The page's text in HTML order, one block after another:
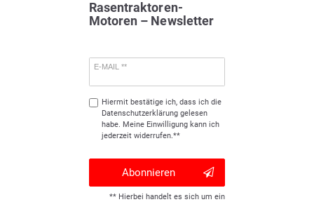
Rasentraktoren-
Motoren – Newsletter
E-MAIL **
Hiermit bestätige ich, dass ich die
Daten­schutz­erklärunggelesen
habe. Meine Einwilligung kann ich
jederzeit widerrufen.**
Abonnieren
** Hierbei handelt es sich um ein